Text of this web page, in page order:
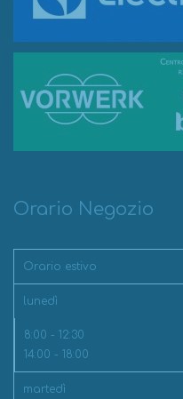
Orario Negozio
Orario estivo
lunedì
8:00 - 12:30
14:00 - 18:00
martedì